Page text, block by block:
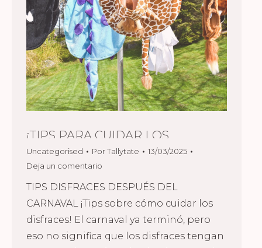
¡TIPS PARA CUIDAR LOS
DISFRACES!
Uncategorised PorTallytate
13/03/2025
Deja un comentario
TIPS DISFRACES DESPUÉS DEL
CARNAVAL ¡Tips sobre cómo cuidar los
disfraces! El carnaval ya terminó, pero
eso no significa que los disfraces tengan